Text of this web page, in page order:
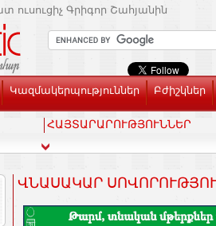
ուսուցիչ Գրիգոր Շահյանին
Կազմակերպություններ Բժիշկներ
ՀԱՅՏԱՐԱՐՈՒԹՅՈՒՆՆԵՐ
ՎՆԱՍԱԿԱՐ